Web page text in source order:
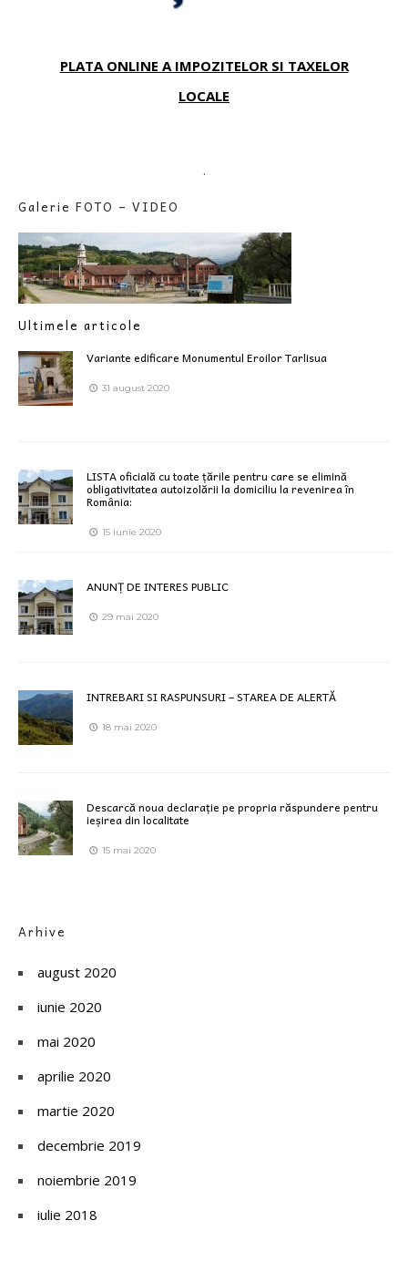
PLATA ONLINE A IMPOZITELOR SI TAXELOR
LOCALE
.
Galerie FOTO – VIDEO
Ultimele articole
Variante edificare Monumentul Eroilor Tarlisua
31 august 2020
LISTA oficială cu toate țările pentru care se elimină
obligativitatea autoizolării la domiciliu la revenirea în
România:
15 iunie 2020
ANUNȚ DE INTERES PUBLIC
29 mai 2020
INTREBARI SI RASPUNSURI – STAREA DE ALERTĂ
18 mai 2020
Descarcă noua declarație pe propria răspundere pentru
ieșirea din localitate
15 mai 2020
Arhive
august 2020
iunie 2020
mai 2020
aprilie 2020
martie 2020
decembrie 2019
noiembrie 2019
iulie 2018